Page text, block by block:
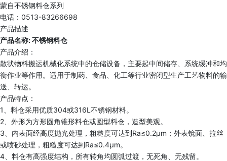
蒙自不锈钢料仓系列
电话：0513-83266698
产品描述
产品名称: 不锈钢料仓
产品介绍：
散状物料搬运机械化系统中的仓储设备，主要起中间储存、系统缓冲和均
衡作业等作用。适用于制药、食品、化工等行业密闭型生产工艺物料的输
送、转运。
产品特点：
1、料仓采用优质304或316L不锈钢材料。
2、外形为方形圆角锥形料仓或圆型料仓，造型美观。
3、内表面经高度抛光处理，粗糙度可达到Ra≤0.2μm；外表镜面、拉丝
或喷砂处理，粗糙度可达到Ra≤0.4μm。
4、料仓有高强度结构，所有转角均圆弧过渡，无死角、无残留。